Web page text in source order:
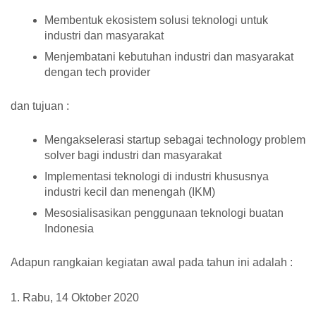
Membentuk ekosistem solusi teknologi untuk
industri dan masyarakat
Menjembatani kebutuhan industri dan masyarakat
dengan tech provider
dan tujuan :
Mengakselerasi startup sebagai technology problem
solver bagi industri dan masyarakat
Implementasi teknologi di industri khususnya
industri kecil dan menengah (IKM)
Mesosialisasikan penggunaan teknologi buatan
Indonesia
Adapun rangkaian kegiatan awal pada tahun ini adalah :
1. Rabu, 14 Oktober 2020